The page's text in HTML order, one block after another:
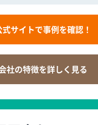
式サイトで事例を確認！
社の特徴を詳しく見る